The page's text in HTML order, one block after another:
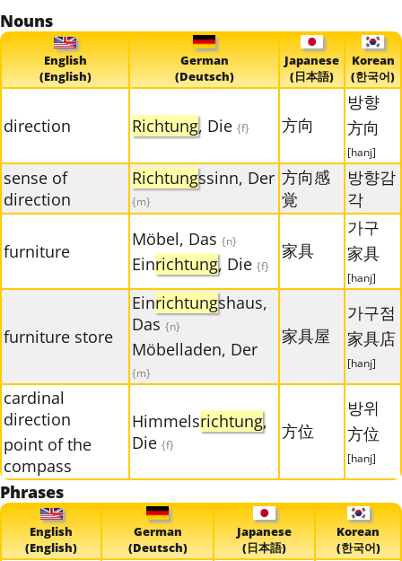
Nouns
English
(English)
German
(Deutsch)
Japanese
(日本語)
Korean
(한국어)
direction Richtung, Die {f} 方向
방향
方向
[hanj]
sense of
direction
Richtungssinn, Der
{m}
方向感
覚
방향감
각
furniture
Möbel, Das {n}
Einrichtung, Die {f}
家具
가구
家具
[hanj]
furniture store
Einrichtungshaus,
Das {n}
Möbelladen, Der
{m}
家具屋
가구점
家具店
[hanj]
cardinal
direction
point of the
compass
Himmelsrichtung,
Die {f}
方位
방위
方位
[hanj]
Phrases
English
(English)
German
(Deutsch)
Japanese
(日本語)
Korean
(한국어)